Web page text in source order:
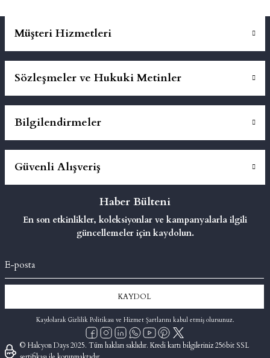
Müşteri Hizmetleri
Sözleşmeler ve Hukuki Metinler
Bilgilendirmeler
Güvenli Alışveriş
Haber Bülteni
En son etkinlikler, koleksiyonlar ve kampanyalarla ilgili
güncellemeler için kaydolun.
KAYDOL
Kaydolarak Gizlilik Politikası ve Hizmet Şartlarını kabul etmiş olursunuz.
© Halcyon Days 2025. Tüm hakları saklıdır. Kredi kartı bilgileriniz 256bit SSL